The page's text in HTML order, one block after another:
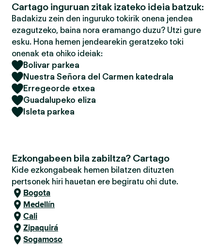
Cartago inguruan zitak izateko ideia batzuk:
Badakizu zein den inguruko tokirik onena jendea
ezagutzeko, baina nora eramango duzu? Utzi gure
esku. Hona hemen jendearekin geratzeko toki
onenak eta ohiko ideiak:
Bolivar parkea
Nuestra Señora del Carmen katedrala
Erregeorde etxea
Guadalupeko eliza
Isleta parkea
Ezkongabeen bila zabiltza? Cartago
Kide ezkongabeak hemen bilatzen dituzten
pertsonek hiri hauetan ere begiratu ohi dute.
Bogota
Medellín
Cali
Zipaquirá
Sogamoso